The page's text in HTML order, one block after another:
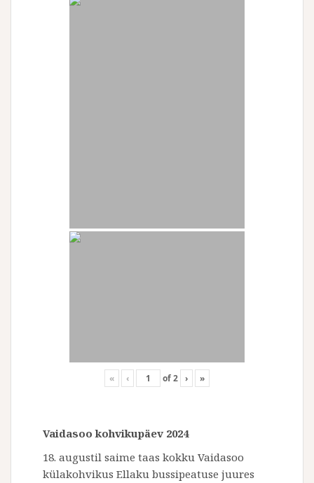
« ‹ of2 › »
Vaidasoo kohvikupäev 2024
18. augustil saime taas kokku Vaidasoo
külakohvikus Ellaku bussipeatuse juures